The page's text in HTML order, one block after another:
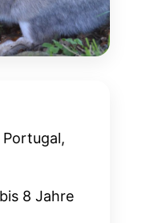
Portugal,
bis 8 Jahre